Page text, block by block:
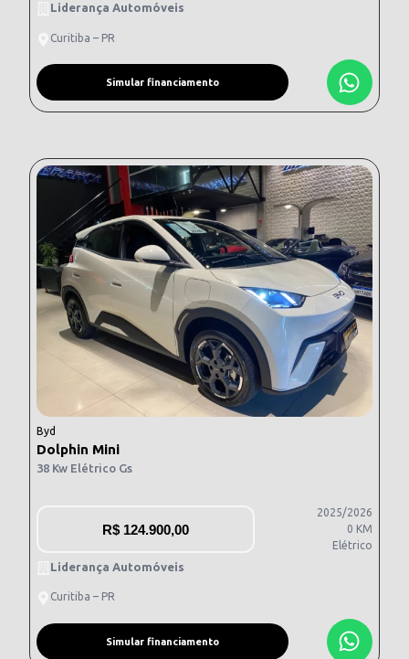
Liderança Automóveis
Curitiba – PR
Simular financiamento
Byd
Dolphin Mini
38 Kw Elétrico Gs
R$ 124.900,00
2025/2026
0 KM
Elétrico
Liderança Automóveis
Curitiba – PR
Simular financiamento